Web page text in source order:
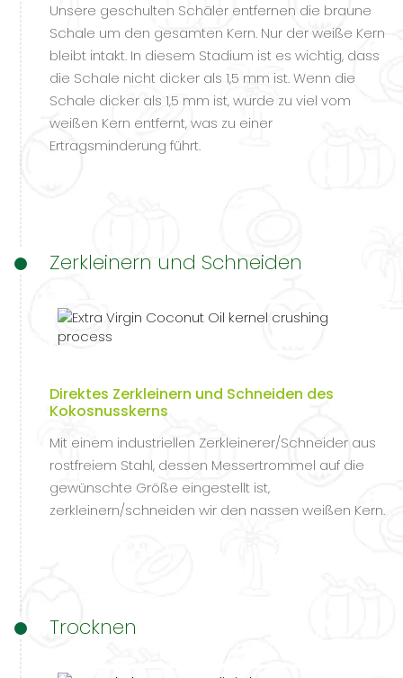
Unsere geschulten Schäler entfernen die braune
Schale um den gesamten Kern. Nur der weiße Kern
bleibt intakt. In diesem Stadium ist es wichtig, dass
die Schale nicht dicker als 1,5 mm ist. Wenn die
Schale dicker als 1,5 mm ist, wurde zu viel vom
weißen Kern entfernt, was zu einer
Ertragsminderung führt.
Zerkleinern und Schneiden
Direktes Zerkleinern und Schneiden des
Kokosnusskerns
Mit einem industriellen Zerkleinerer/Schneider aus
rostfreiem Stahl, dessen Messertrommel auf die
gewünschte Größe eingestellt ist,
zerkleinern/schneiden wir den nassen weißen Kern.
Trocknen